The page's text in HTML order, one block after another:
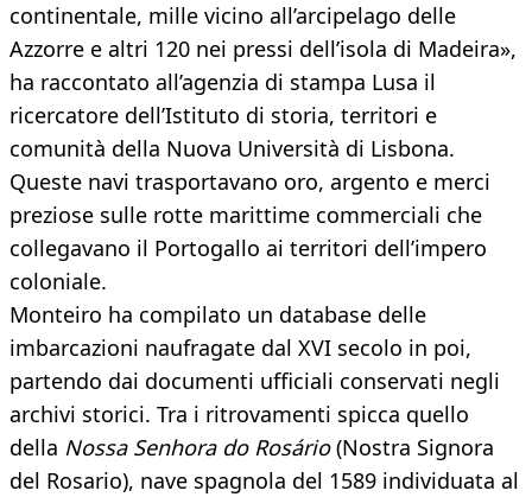
continentale, mille vicino all’arcipelago delle
Azzorre e altri 120 nei pressi dell’isola di Madeira»,
ha raccontato all’agenzia di stampa Lusa il
ricercatore dell’Istituto di storia, territori e
comunità della Nuova Università di Lisbona.
Queste navi trasportavano oro, argento e merci
preziose sulle rotte marittime commerciali che
collegavano il Portogallo ai territori dell’impero
coloniale.
Monteiro ha compilato un database delle
imbarcazioni naufragate dal XVI secolo in poi,
partendo dai documenti ufficiali conservati negli
archivi storici. Tra i ritrovamenti spicca quello
della Nossa Senhora do Rosário(Nostra Signora
del Rosario), nave spagnola del 1589 individuata al